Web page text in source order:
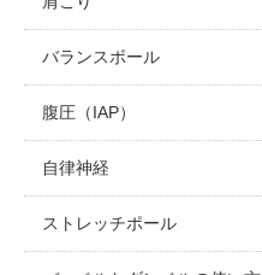
バランスボール
腹圧（IAP）
自律神経
ストレッチポール